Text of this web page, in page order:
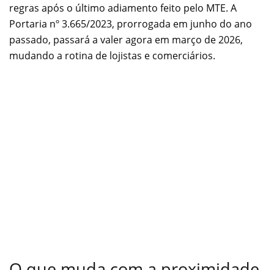
regras após o último adiamento feito pelo MTE. A
Portaria nº 3.665/2023, prorrogada em junho do ano
passado, passará a valer agora em março de 2026,
mudando a rotina de lojistas e comerciários.